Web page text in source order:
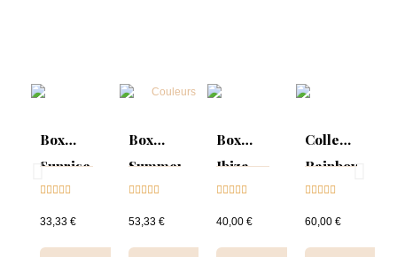
Box
Sunrise
Collection
& Tips

33,33 €
Box
Summer
Mood :
ON
Collection

53,33 €
Box
Ibiza
Collection
& Tips

40,00 €
Collection
Rainbow
Tips &
nuancier

60,00 €